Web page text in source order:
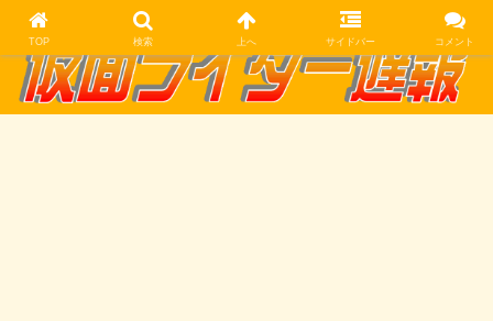
TOP 検索 上へ サイドバー コメント